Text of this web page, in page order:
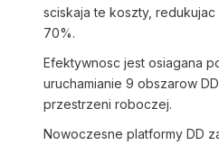
sciskaja te koszty,
70%.
Efektywnosc jest osiagana
uruchamianie 9 obszarow
przestrzeni roboczej.
Nowoczesne platformy DD